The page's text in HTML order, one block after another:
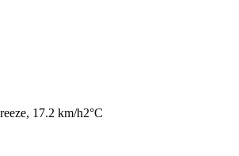
2°C